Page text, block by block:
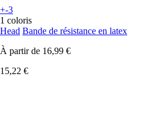
+-3
1 coloris
Head Bande de résistance en latex
À partir de 16,99 €
15,22 €